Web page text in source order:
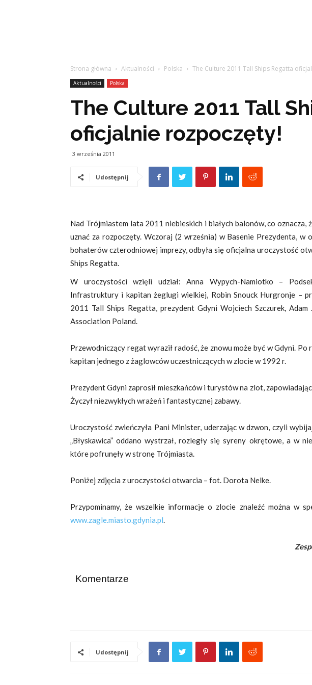
Strona główna Aktualności Polska The Culture 2011 Tall Ships Regatta
Aktualności Polska
The Culture 2011 Tall
oficjalnie rozpoczęty!
3 września 2011
Udostępnij
Nad Trójmiastem lata 2011 niebieskich i białych balonów, co oznacza,
uznać za rozpoczęty. Wczoraj (2 września) w Basenie Prezydenta, w
bohaterów czterodniowej imprezy, odbyła się oficjalna uroczystość
Ships Regatta.
W uroczystości wzięli udział: Anna Wypych-Namiotko –
Infrastruktury i kapitan żeglugi wielkiej, Robin Snouck Hurgronje –
2011 Tall Ships Regatta, prezydent Gdyni Wojciech Szczurek,
Association Poland.
Przewodniczący regat wyraził radość, że znowu może być w Gdyni. Po
kapitan jednego z żaglowców uczestniczących w zlocie w 1992 r.
Prezydent Gdyni zaprosił mieszkańców i turystów na zlot,
Życzył niezwykłych wrażeń i fantastycznej zabawy.
Uroczystość zwieńczyła Pani Minister, uderzając w dzwon, czyli
„Błyskawica” oddano wystrzał, rozległy się syreny okrętowe, a w
które pofrunęły w stronę Trójmiasta.
Poniżej zdjęcia z uroczystości otwarcia – fot. Dorota Nelke.
Przypominamy, że wszelkie informacje o zlocie znaleźć można w
www.zagle.miasto.gdynia.pl.
Komentarze
Udostępnij